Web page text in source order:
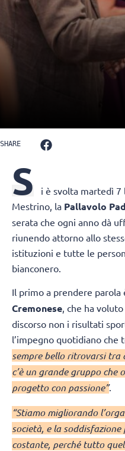
SHARE
S
i è svolta martedì 7
Mestrino, la Pallavolo
serata che ogni anno dà
riunendo attorno allo
istituzioni e tutte le
bianconero.
Il primo a prendere
Cremonese, che ha
discorso non i risultati
l’impegno quotidiano che
sempre bello ritrovarsi tra
c’è un grande gruppo
progetto con passione”.
“Stiamo migliorando
società, e la
costante, perché tutto